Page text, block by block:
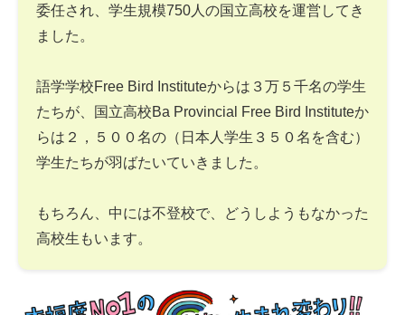
委任され、学生規模750人の国立高校を運営してき
ました。
語学学校Free Bird Instituteからは３万５千名の学生
たちが、国立高校Ba Provincial Free Bird Instituteか
らは２，５００名の（日本人学生３５０名を含む）
学生たちが羽ばたいていきました。
もちろん、中には不登校で、どうしようもなかった
高校生もいます。